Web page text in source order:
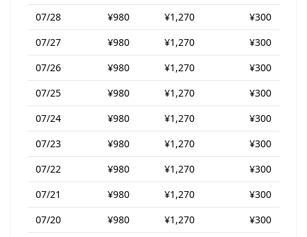
07/28 ¥980 ¥1,270
¥300
07/27
¥980 ¥1,270
¥300
07/26
¥980 ¥1,270
¥300
07/25
¥980 ¥1,270
¥300
07/24
¥980 ¥1,270
¥300
07/23
¥980 ¥1,270
¥300
07/22
¥980 ¥1,270
¥300
07/21
¥980 ¥1,270
¥300
07/20
¥980 ¥1,270
¥300